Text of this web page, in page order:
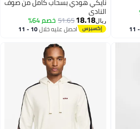
10 - 11
النادي
ريال18.18
51.65خصم 64%
احصل عليه خلال 10 - 11